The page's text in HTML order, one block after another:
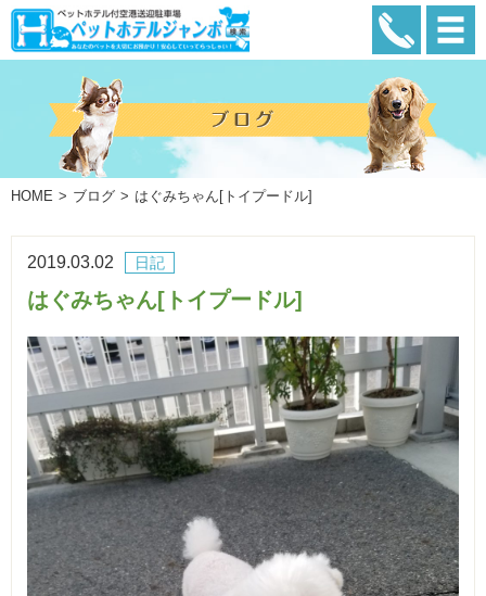
HOME ブログ はぐみちゃん[トイプードル]
日記
2019.03.02
はぐみちゃん[トイプードル]